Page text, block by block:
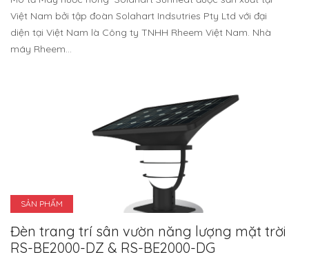
Việt Nam bởi tập đoàn Solahart Indsutries Pty Ltd với đại
diện tại Việt Nam là Công ty TNHH Rheem Việt Nam. Nhà
máy Rheem...
SẢN PHẨM
Đèn trang trí sân vườn năng lượng mặt trời
RS-BE2000-DZ & RS-BE2000-DG